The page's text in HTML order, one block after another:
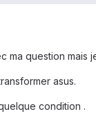
ma question mais
asus.
condition .